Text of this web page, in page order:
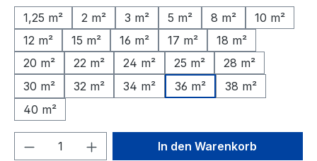
1,25 m²
2 m² 3 m² 5 m² 8 m²
10 m²
12 m²
15 m² 16 m² 17 m²
18 m²
20 m²
22 m² 24 m² 25 m²
28 m²
30 m²
32 m² 34 m² 36 m²
38 m²
40 m²
Produkt Anzahl: Gib denIn den Warenkorb